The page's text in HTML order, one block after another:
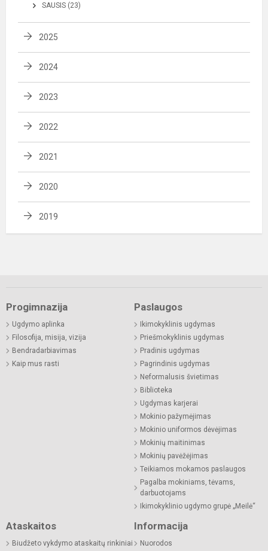
SAUSIS (23)
2025
2024
2023
2022
2021
2020
2019
Progimnazija
Ugdymo aplinka
Filosofija, misija, vizija
Bendradarbiavimas
Kaip mus rasti
Paslaugos
Ikimokyklinis ugdymas
Priešmokyklinis ugdymas
Pradinis ugdymas
Pagrindinis ugdymas
Neformalusis švietimas
Biblioteka
Ugdymas karjerai
Mokinio pažymėjimas
Mokinio uniformos dėvėjimas
Mokinių maitinimas
Mokinių pavėžėjimas
Teikiamos mokamos paslaugos
Pagalba mokiniams, tėvams,
darbuotojams
Ikimokyklinio ugdymo grupė „Meilė“
Ataskaitos
Biudžeto vykdymo ataskaitų rinkiniai
Informacija
Nuorodos